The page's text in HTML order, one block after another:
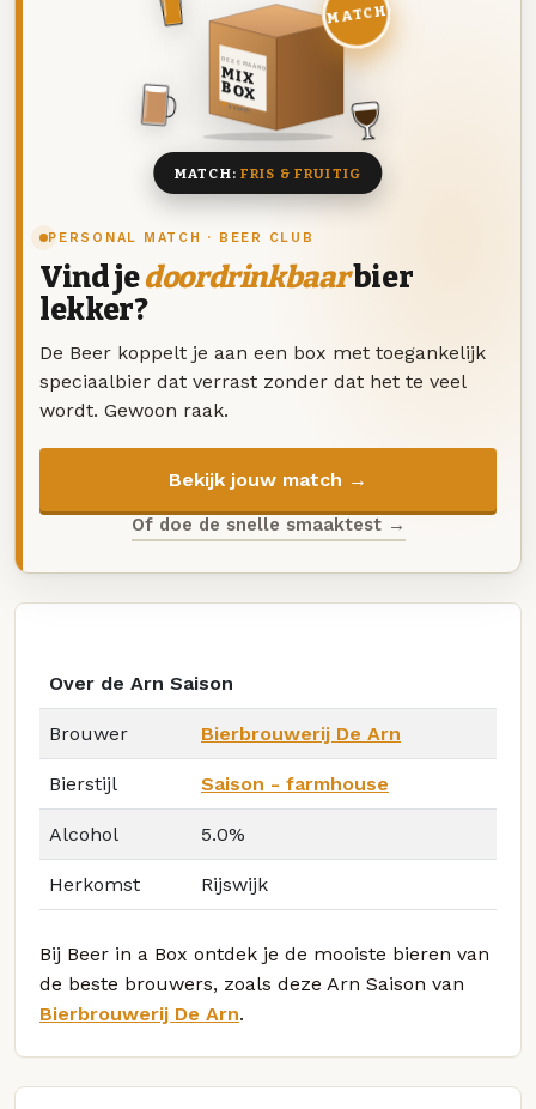
PERSONAL MATCH · BEER CLUB
Vind jedoordrinkbaarbier
lekker?
De Beer koppelt je aan een box met toegankelijk
speciaalbier dat verrast zonder dat het te veel
wordt. Gewoon raak.
Bekijk jouw match →
Of doe de snelle smaaktest →
DEZE MAAND
MIX
BOX
8 BIEREN
MATCH
MATCH: FRIS & FRUITIG
Over de Arn Saison
Brouwer Bierbrouwerij De Arn
Bierstijl Saison - farmhouse
Alcohol 5.0%
Herkomst Rijswijk
Bij Beer in a Box ontdek je de mooiste bieren van
de beste brouwers, zoals deze Arn Saison van
Bierbrouwerij De Arn.